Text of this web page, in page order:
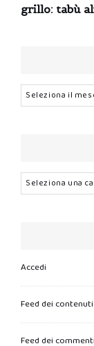
grillo: tabù
Archivi
Categorie
Accedi
Feed dei contenuti
Feed dei commenti